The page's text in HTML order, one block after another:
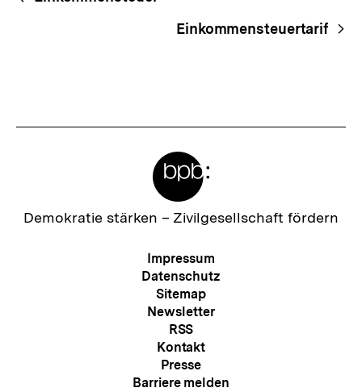
Navigation
Einkommensteuertarif
Zur
Demokratie stärken – Zivilgesellschaft fördern
Meta-
Navigation
Impressum
Datenschutz
Sitemap
Newsletter
RSS
Kontakt
Presse
Barriere melden